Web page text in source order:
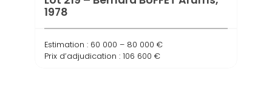
1978
Estimation : 60 000 – 80 000 €
Prix d’adjudication : 106 600 €